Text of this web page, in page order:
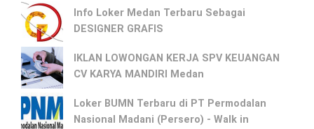
Info Loker Medan Terbaru Sebagai
DESIGNER GRAFIS
IKLAN LOWONGAN KERJA SPV KEUANGAN
CV KARYA MANDIRI Medan
Loker BUMN Terbaru di PT Permodalan
Nasional Madani (Persero) - Walk in